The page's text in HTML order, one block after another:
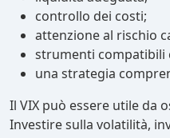
controllo dei costi;
attenzione al rischio
strumenti compatibili
una strategia
Il VIX può essere utile da
Investire sulla volatilità,